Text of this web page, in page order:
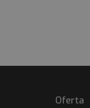
Oferta